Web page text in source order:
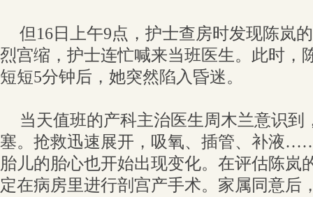
但16日上午9点，护士查房时发现陈岚
烈宫缩，护士连忙喊来当班医生。此时，
短短5分钟后，她突然陷入昏迷。
当天值班的产科主治医生周木兰意识到
塞。抢救迅速展开，吸氧、插管、补液
胎儿的胎心也开始出现变化。在评估陈岚
定在病房里进行剖宫产手术。家属同意后